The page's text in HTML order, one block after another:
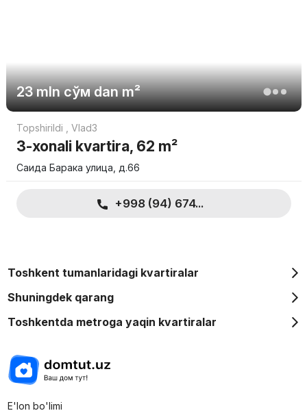
23 mln сўмdan m²
Topshirildi Vlad3
3-xonali kvartira, 62 m²
Саида Барака улица, д.66
+998 (94) 674...
Toshkent tumanlaridagi kvartiralar
Shuningdek qarang
Toshkentda metroga yaqin kvartiralar
E'lon bo'limi